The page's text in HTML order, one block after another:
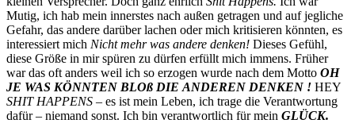
Mutig, ich hab mein innerstes nach außen getragen und auf jegliche
Gefahr, das andere darüber lachen oder mich kritisieren könnten, es
interessiert mich Nicht mehr was andere denken! Dieses Gefühl,
diese Größe in mir spüren zu dürfen erfüllt mich immens. Früher
war das oft anders weil ich so erzogen wurde nach dem Motto OH
JE WAS KÖNNTEN BLOß DIE ANDEREN DENKEN ! HEY
SHIT HAPPENS – es ist mein Leben, ich trage die Verantwortung
dafür – niemand sonst. Ich bin verantwortlich für mein GLÜCK.